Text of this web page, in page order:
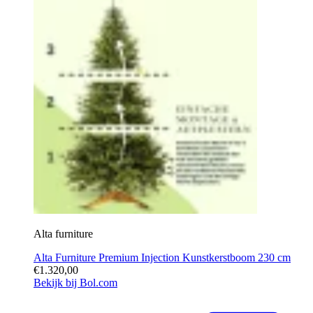
Alta furniture
Alta Furniture Premium Injection Kunstkerstboom 230 cm
€1.320,00
Bekijk bij Bol.com